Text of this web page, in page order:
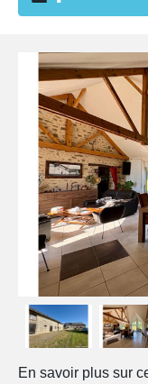
En savoir plus sur